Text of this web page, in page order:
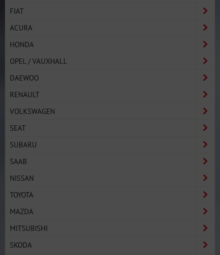
FIAT
ACURA
HONDA
OPEL / VAUXHALL
DAEWOO
RENAULT
VOLKSWAGEN
SEAT
SUBARU
SAAB
NISSAN
TOYOTA
MAZDA
MITSUBISHI
SKODA